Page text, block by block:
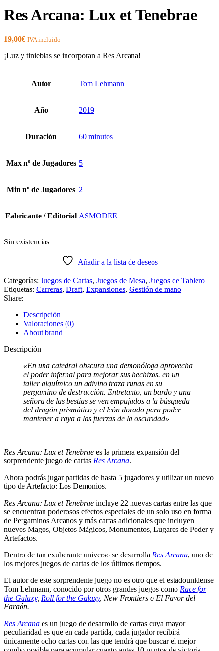
Res Arcana: Lux et Tenebrae
19,00€ IVA incluido
¡Luz y tinieblas se incorporan a Res Arcana!
Autor Tom Lehmann
Año 2019
Duración 60 minutos
Max nº de Jugadores 5
Min nº de Jugadores 2
Fabricante / Editorial ASMODEE
Sin existencias
Añadir a la lista de deseos
Categorías: Juegos de Cartas, Juegos de Mesa, Juegos de Tablero
Etiquetas: Carreras, Draft, Expansiones, Gestión de mano
Share:
Descripción
Valoraciones (0)
About brand
Descripción
«En una catedral obscura una demonóloga aprovecha
el poder infernal para mejorar sus hechizos. en un
taller alquímico un adivino traza runas en su
pergamino de destrucción. Entretanto, un bardo y una
señora de las bestias se ven empujados a la búsqueda
del dragón prismático y el león dorado para poder
mantener a raya a las fuerzas de la oscuridad»
Res Arcana: Lux et Tenebrae es la primera expansión del
sorprendente juego de cartas Res Arcana.
Ahora podrás jugar partidas de hasta 5 jugadores y utilizar un nuevo
tipo de Artefacto: Los Demonios.
Res Arcana: Lux et Tenebrae incluye 22 nuevas cartas entre las que
se encuentran poderosos efectos especiales de un solo uso en forma
de Pergaminos Arcanos y más cartas adicionales que incluyen
nuevos Magos, Objetos Mágicos, Monumentos, Lugares de Poder y
Artefactos.
Dentro de tan exuberante universo se desarrolla Res Arcana, uno de
los mejores juegos de cartas de los últimos tiempos.
El autor de este sorprendente juego no es otro que el estadounidense
Tom Lehmann, conocido por otros grandes juegos como Race for
the Galaxy, Roll for the Galaxy, New Frontiers o El Favor del
Faraón.
Res Arcana es un juego de desarrollo de cartas cuya mayor
peculiaridad es que en cada partida, cada jugador recibirá
únicamente ocho cartas con las que tendrá que buscar el mejor